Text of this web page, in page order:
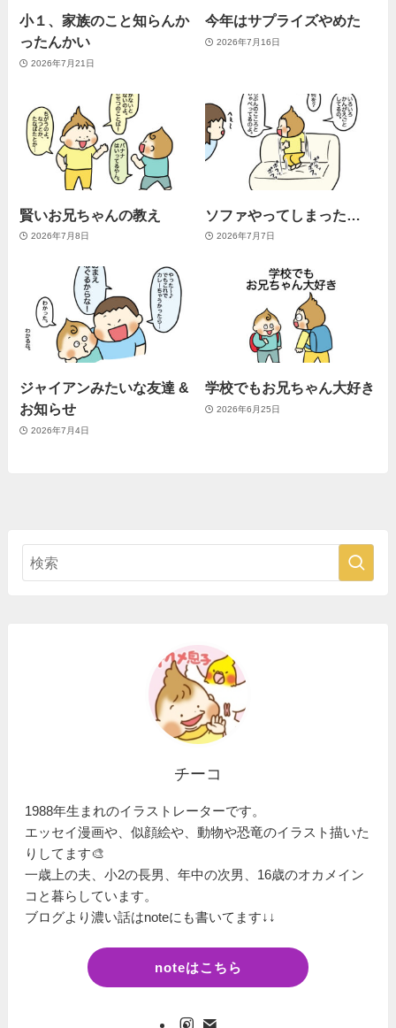
小１、家族のこと知らんか
ったんかい
2026年7月21日
今年はサプライズやめた
2026年7月16日
賢いお兄ちゃんの教え
2026年7月8日
ソファやってしまった…
2026年7月7日
ジャイアンみたいな友達 &
お知らせ
2026年7月4日
学校でもお兄ちゃん大好き
2026年6月25日
チーコ
1988年生まれのイラストレーターです。
エッセイ漫画や、似顔絵や、動物や恐竜のイラスト描いた
りしてます🎨
一歳上の夫、小2の長男、年中の次男、16歳のオカメイン
コと暮らしています。
ブログより濃い話はnoteにも書いてます↓↓
noteはこちら